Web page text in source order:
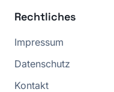
Rechtliches
Impressum
Datenschutz
Kontakt